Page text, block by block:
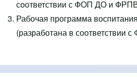
соответствии с ФОП ДО и
Рабочая программа
(разработана в